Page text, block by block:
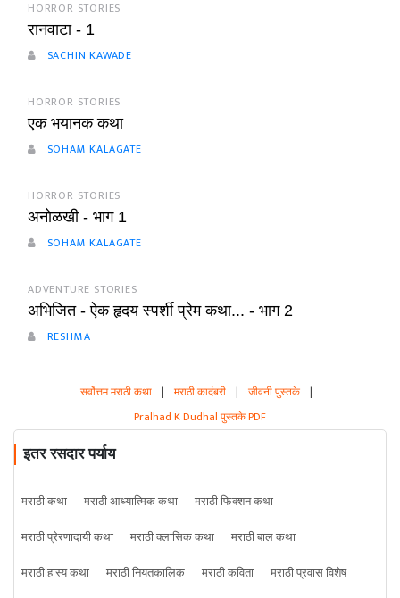
HORROR STORIES
रानवाटा - 1
SACHIN KAWADE
HORROR STORIES
एक भयानक कथा
SOHAM KALAGATE
HORROR STORIES
अनोळखी - भाग 1
SOHAM KALAGATE
ADVENTURE STORIES
अभिजित - ऐक हृदय स्पर्शी प्रेम कथा... - भाग 2
RESHMA
सर्वोत्तम मराठी कथा | मराठी कादंबरी | जीवनी पुस्तके |
Pralhad K Dudhal पुस्तके PDF
इतर रसदार पर्याय
मराठी कथा मराठी आध्यात्मिक कथा
मराठी फिक्शन कथा
मराठी प्रेरणादायी कथा
मराठी क्लासिक कथा
मराठी बाल कथा
मराठी हास्य कथा
मराठी नियतकालिक मराठी कविता
मराठी प्रवास विशेष